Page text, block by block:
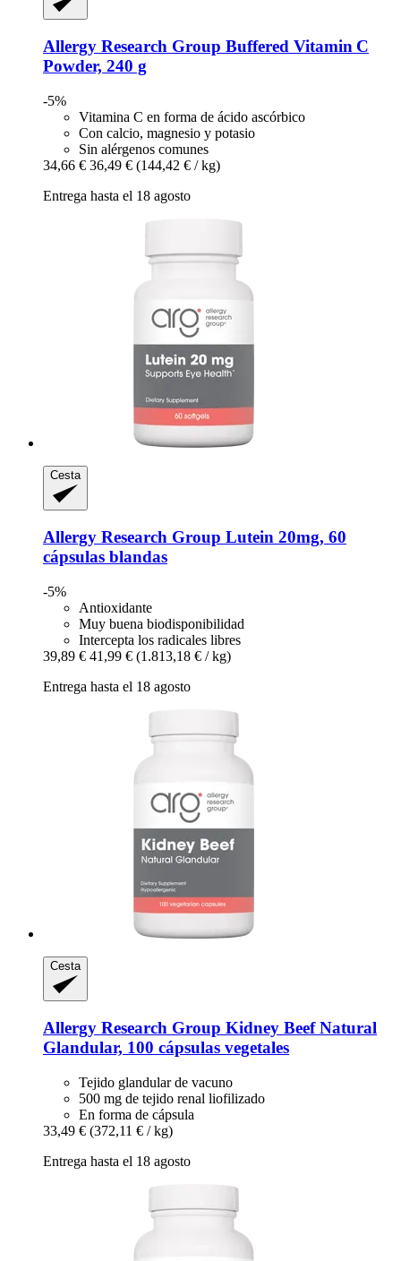
Allergy Research Group Buffered Vitamin C
Powder, 240 g
-5%
Vitamina C en forma de ácido ascórbico
Con calcio, magnesio y potasio
Sin alérgenos comunes
34,66 € 36,49 € (144,42 € / kg)
Entrega hasta el 18 agosto
Cesta
Allergy Research Group Lutein 20mg, 60
cápsulas blandas
-5%
Antioxidante
Muy buena biodisponibilidad
Intercepta los radicales libres
39,89 € 41,99 € (1.813,18 € / kg)
Entrega hasta el 18 agosto
Cesta
Allergy Research Group Kidney Beef Natural
Glandular, 100 cápsulas vegetales
Tejido glandular de vacuno
500 mg de tejido renal liofilizado
En forma de cápsula
33,49 € (372,11 € / kg)
Entrega hasta el 18 agosto